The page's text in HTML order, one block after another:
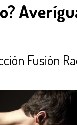
Fusión